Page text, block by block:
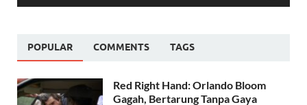
POPULAR COMMENTS TAGS
Red Right Hand: Orlando Bloom
Gagah, Bertarung Tanpa Gaya